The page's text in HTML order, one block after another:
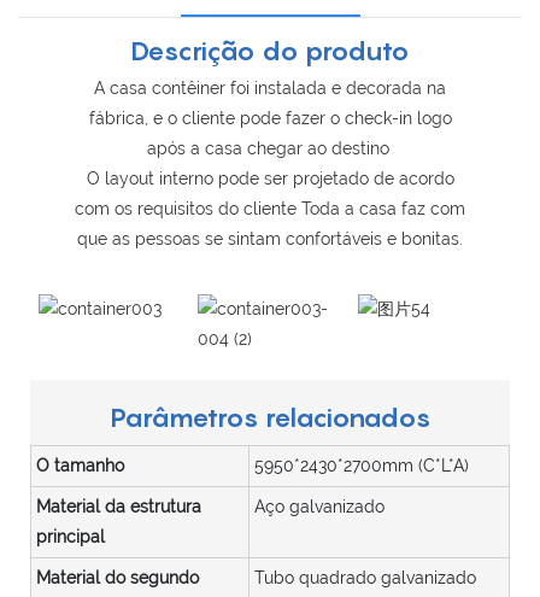
Descrição do produto
A casa contêiner foi instalada e decorada na
fábrica, e o cliente pode fazer o check-in logo
após a casa chegar ao destino
O layout interno pode ser projetado de acordo
com os requisitos do cliente Toda a casa faz com
que as pessoas se sintam confortáveis ​​e bonitas.
Parâmetros relacionados
O tamanho 5950*2430*2700mm (C*L*A)
Material da estrutura
principal
Aço galvanizado
Material do segundo
Tubo quadrado galvanizado